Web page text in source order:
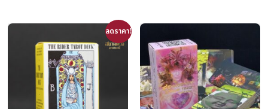
ลดราคา!